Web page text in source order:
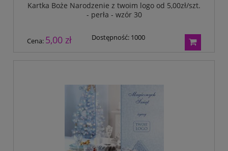
Kartka Boże Narodzenie z twoim logo od 5,00zł/szt.
- perła - wzór 30
Cena: 5,00 zł Dostępność: 1000